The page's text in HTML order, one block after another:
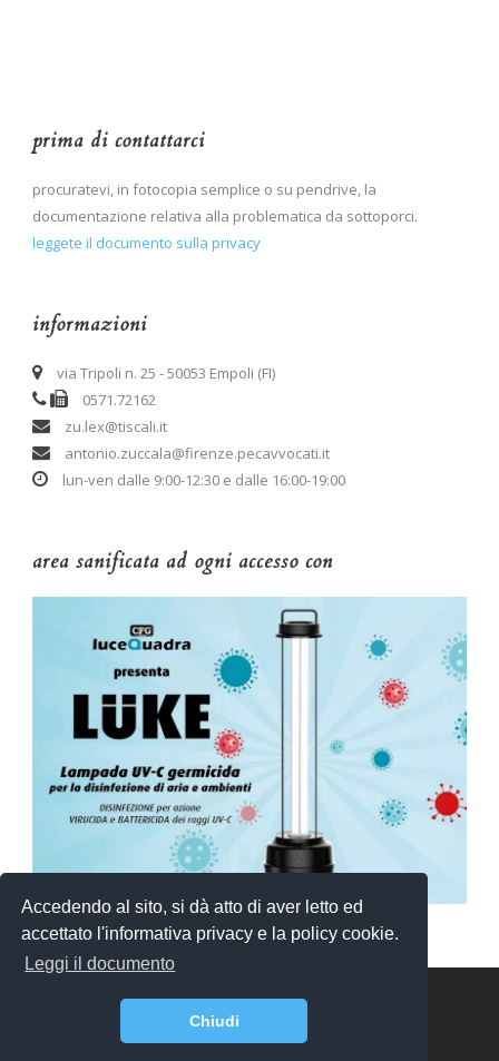
Accedendo al sito, si dà atto di aver letto ed
accettato l'informativa privacy e la policy cookie.
Leggi il documento
Chiudi
prima di contattarci
procuratevi, in fotocopia semplice o su pendrive, la
documentazione relativa alla problematica da sottoporci.
leggete il documento sulla privacy
informazioni
via Tripoli n. 25 - 50053 Empoli (FI)
0571.72162
zu.lex@tiscali.it
antonio.zuccala@firenze.pecavvocati.it
lun-ven dalle 9:00-12:30 e dalle 16:00-19:00
area sanificata ad ogni accesso con
Copyright 2018 - 2019 - 2020 - 2021 Tutti i diritti riservati
Sito redatto nel rispetto degli artt. 9. 17, 35 e 57 del Codice